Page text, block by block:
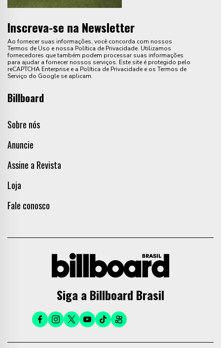
Inscreva-se na Newsletter
Ao fornecer suas informações, você concorda com nossos
Termos de Uso e nossa Política de Privacidade. Utilizamos
fornecedores que também podem processar suas informações
para ajudar a fornecer nossos serviços. Este site é protegido pelo
reCAPTCHA Enterprise e a Política de Privacidade e os Termos de
Serviço do Google se aplicam.
Billboard
Sobre nós
Anuncie
Assine a Revista
Loja
Fale conosco
Siga a Billboard Brasil